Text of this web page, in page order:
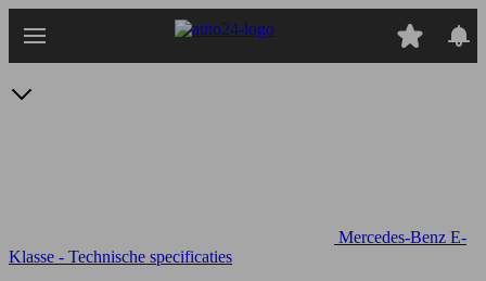
naar
Mercedes-Benz E-
Klasse - Technische specificaties